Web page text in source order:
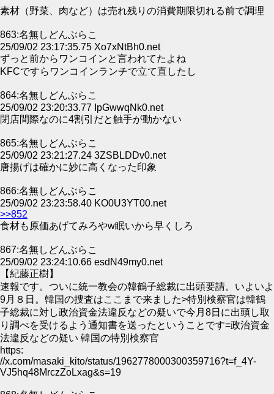
素材（野菜、肉など）は売れ残りの消費期限切れる前で調理
863:名無しどんぶらこ
25/09/02 23:17:35.75 Xo7xNtBh0.net
ずっと前からワンコインと言われてたよね
KFCですらワンコインランチで立て直したし
864:名無しどんぶらこ
25/09/02 23:20:33.77 IpGwwqNk0.net
閉店間際なのに4割引だと触手が動かない
865:名無しどんぶらこ
25/09/02 23:21:27.24 3ZSBLDDv0.net
唐揚げは確かに妙に高くなった印象
866:名無しどんぶらこ
25/09/02 23:23:58.40 KO0U3YT00.net
>>852
食材も原価あげてみろやw眠いから早くしろ
867:名無しどんぶらこ
25/09/02 23:24:10.66 esdN49my0.net
【紀藤正樹】
速報です。ついに統一教会の韓鶴子総裁に出頭要請。いよいよ
9月８日。韓国の捜査はここまで来ました>特別検察官は韓鶴
子総裁に対し政治資金法違反などの疑いで今月8日に出頭し取
り調べを受けるよう通知書を送ったということです=政治資金
法違反などの疑い 韓国の特別検察官
https:
//x.com/masaki_kito/status/1962778000300359716?t=f_4Y-
VJ5hq48MrczZoLxag&s=19